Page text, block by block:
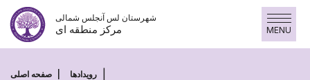
پرش
محتوا
شهرستان لس آنجلس شمالی
مرکز منطقه ای MENU
صفحه اصلی رویدادها